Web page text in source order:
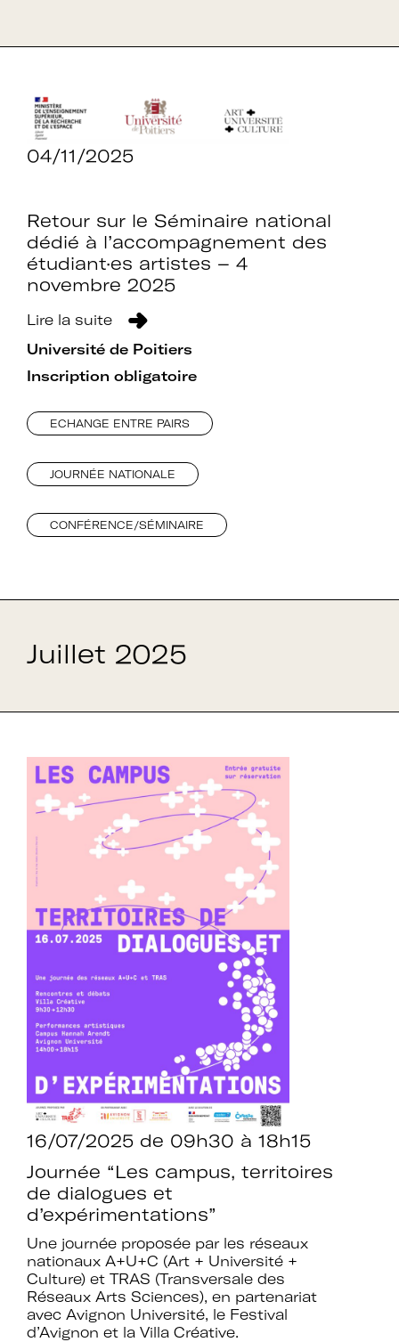
04/11/2025
Retour sur le Séminaire national
dédié à l’accompagnement des
étudiant·es artistes – 4
novembre 2025
Lire la suite
Université de Poitiers
Inscription obligatoire
ECHANGE ENTRE PAIRS
JOURNÉE NATIONALE
CONFÉRENCE/SÉMINAIRE
Juillet 2025
16/07/2025 de 09h30 à 18h15
Journée “Les campus, territoires
de dialogues et
d’expérimentations”
Une journée proposée par les réseaux
nationaux A+U+C (Art + Université +
Culture) et TRAS (Transversale des
Réseaux Arts Sciences), en partenariat
avec Avignon Université, le Festival
d’Avignon et la Villa Créative.